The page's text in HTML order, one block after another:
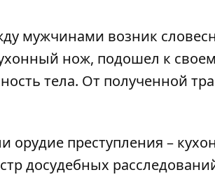
мужчинами возник
нож, подошел к
тела. От полученной
орудие преступления –
досудебных